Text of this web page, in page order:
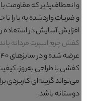
و انعطاف‌پذیر که مقاومت
و ضربات واردشده به پا را
افزایش آسایش در
کفش چرم اسپرت مردانه پاندورا
کفشی با طراحی به‌روز،
می‌تواند گزینه‌ای کاربردی
دوستانه باشد.